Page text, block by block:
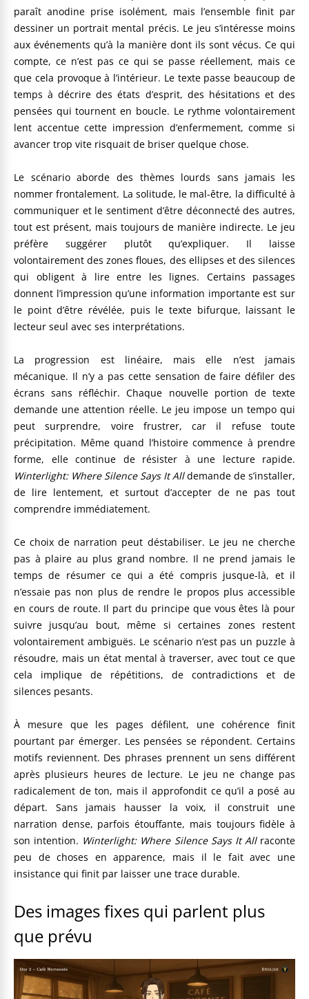
paraît anodine prise isolément, mais l’ensemble finit par
dessiner un portrait mental précis. Le jeu s’intéresse moins
aux événements qu’à la manière dont ils sont vécus. Ce qui
compte, ce n’est pas ce qui se passe réellement, mais ce
que cela provoque à l’intérieur. Le texte passe beaucoup de
temps à décrire des états d’esprit, des hésitations et des
pensées qui tournent en boucle. Le rythme volontairement
lent accentue cette impression d’enfermement, comme si
avancer trop vite risquait de briser quelque chose.
Le scénario aborde des thèmes lourds sans jamais les
nommer frontalement. La solitude, le mal-être, la difficulté à
communiquer et le sentiment d’être déconnecté des autres,
tout est présent, mais toujours de manière indirecte. Le jeu
préfère suggérer plutôt qu’expliquer. Il laisse
volontairement des zones floues, des ellipses et des silences
qui obligent à lire entre les lignes. Certains passages
donnent l’impression qu’une information importante est sur
le point d’être révélée, puis le texte bifurque, laissant le
lecteur seul avec ses interprétations.
La progression est linéaire, mais elle n’est jamais
mécanique. Il n’y a pas cette sensation de faire défiler des
écrans sans réfléchir. Chaque nouvelle portion de texte
demande une attention réelle. Le jeu impose un tempo qui
peut surprendre, voire frustrer, car il refuse toute
précipitation. Même quand l’histoire commence à prendre
forme, elle continue de résister à une lecture rapide.
Winterlight: Where Silence Says It Alldemande de s’installer,
de lire lentement, et surtout d’accepter de ne pas tout
comprendre immédiatement.
Ce choix de narration peut déstabiliser. Le jeu ne cherche
pas à plaire au plus grand nombre. Il ne prend jamais le
temps de résumer ce qui a été compris jusque-là, et il
n’essaie pas non plus de rendre le propos plus accessible
en cours de route. Il part du principe que vous êtes là pour
suivre jusqu’au bout, même si certaines zones restent
volontairement ambiguës. Le scénario n’est pas un puzzle à
résoudre, mais un état mental à traverser, avec tout ce que
cela implique de répétitions, de contradictions et de
silences pesants.
À mesure que les pages défilent, une cohérence finit
pourtant par émerger. Les pensées se répondent. Certains
motifs reviennent. Des phrases prennent un sens différent
après plusieurs heures de lecture. Le jeu ne change pas
radicalement de ton, mais il approfondit ce qu’il a posé au
départ. Sans jamais hausser la voix, il construit une
narration dense, parfois étouffante, mais toujours fidèle à
son intention. Winterlight: Where Silence Says It Allraconte
peu de choses en apparence, mais il le fait avec une
insistance qui finit par laisser une trace durable.
Des images fixes qui parlent plus
que prévu